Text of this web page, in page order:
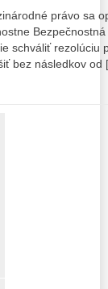
právo sa
schváliť rezolúciu
bez následkov